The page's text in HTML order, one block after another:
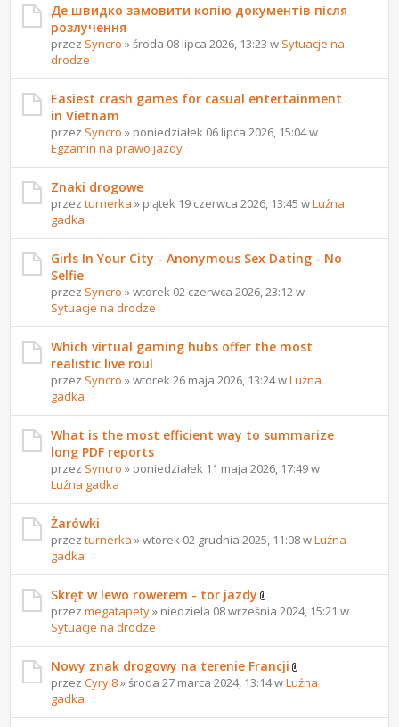
Де швидко замовити копію документів після
розлучення
przez Syncro » środa 08 lipca 2026, 13:23 w Sytuacje na
drodze
Easiest crash games for casual entertainment
in Vietnam
przez Syncro » poniedziałek 06 lipca 2026, 15:04 w
Egzamin na prawo jazdy
Znaki drogowe
przezturnerka » piątek 19 czerwca 2026, 13:45 wLuźna
gadka
Girls In Your City - Anonymous Sex Dating - No
Selfie
przez Syncro » wtorek 02 czerwca 2026, 23:12 w
Sytuacje na drodze
Which virtual gaming hubs offer the most
realistic live roul
przez Syncro » wtorek 26 maja 2026, 13:24 wLuźna
gadka
What is the most efficient way to summarize
long PDF reports
przez Syncro » poniedziałek 11 maja 2026, 17:49 w
Luźna gadka
Żarówki
przezturnerka » wtorek 02 grudnia 2025, 11:08 wLuźna
gadka
Skręt w lewo rowerem - tor jazdy
przezmegatapety» niedziela 08 września 2024, 15:21 w
Sytuacje na drodze
Nowy znak drogowy na terenie Francji
przezCyryl8» środa 27 marca 2024, 13:14 wLuźna
gadka